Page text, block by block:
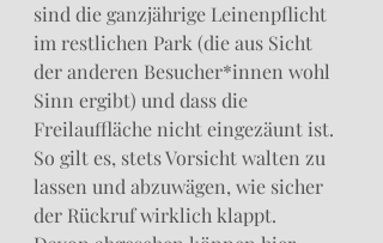
sind die ganzjährige Leinenpflicht
im restlichen Park (die aus Sicht
der anderen Besucher*innen wohl
Sinn ergibt) und dass die
Freilauffläche nicht eingezäunt ist.
So gilt es, stets Vorsicht walten zu
lassen und abzuwägen, wie sicher
der Rückruf wirklich klappt.